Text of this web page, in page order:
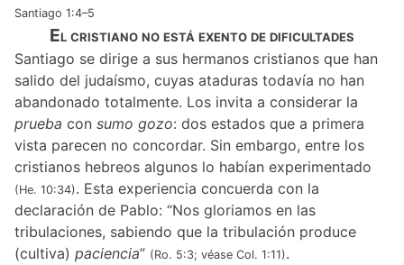
Santiago 1:4–5
El cristiano no está exento de dificultades
Santiago se dirige a sus hermanos cristianos que han
salido del judaísmo, cuyas ataduras todavía no han
abandonado totalmente. Los invita a considerar la
prueba con sumo gozo: dos estados que a primera
vista parecen no concordar. Sin embargo, entre los
cristianos hebreos algunos lo habían experimentado
(He. 10:34). Esta experiencia concuerda con la
declaración de Pablo: “Nos gloriamos en las
tribulaciones, sabiendo que la tribulación produce
(cultiva) paciencia” (Ro. 5:3; véase Col. 1:11).